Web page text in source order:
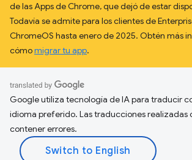
de las Apps de Chrome, que dejó de estar
Todavía se admite para los clientes de
ChromeOS hasta enero de 2025. Obtén más
cómomigrar tu app.
Google utiliza tecnología de IA para traducir
idioma preferido. Las traducciones realizadas
contener errores.